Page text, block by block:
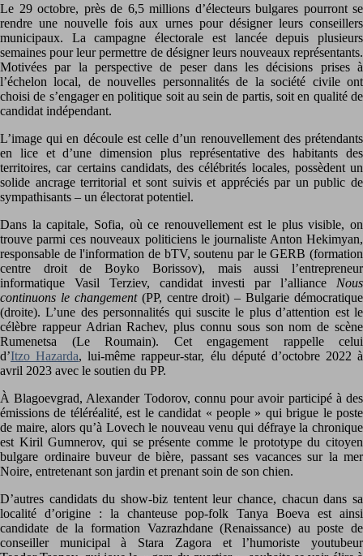
Le 29 octobre, près de 6,5 millions d’électeurs bulgares pourront se
rendre une nouvelle fois aux urnes pour désigner leurs conseillers
municipaux. La campagne électorale est lancée depuis plusieurs
semaines pour leur permettre de désigner leurs nouveaux représentants.
Motivées par la perspective de peser dans les décisions prises à
l’échelon local, de nouvelles personnalités de la société civile ont
choisi de s’engager en politique soit au sein de partis, soit en qualité de
candidat indépendant.
L’image qui en découle est celle d’un renouvellement des prétendants
en lice et d’une dimension plus représentative des habitants des
territoires, car certains candidats, des célébrités locales, possèdent un
solide ancrage territorial et sont suivis et appréciés par un public de
sympathisants – un électorat potentiel.
Dans la capitale, Sofia, où ce renouvellement est le plus visible, on
trouve parmi ces nouveaux politiciens le journaliste Anton Hekimyan,
responsable de l'information de bTV, soutenu par le GERB (formation
centre droit de Boyko Borissov), mais aussi l’entrepreneur
informatique Vasil Terziev, candidat investi par l’alliance Nous
continuons le changement(PP, centre droit) – Bulgarie démocratique
(droite). L’une des personnalités qui suscite le plus d’attention est le
célèbre rappeur Adrian Rachev, plus connu sous son nom de scène
Rumenetsa (Le Roumain). Cet engagement rappelle celui
d’Itzo Hazarda, lui-même rappeur-star, élu député d’octobre 2022 à
avril 2023 avec le soutien du PP.
À Blagoevgrad, Alexander Todorov, connu pour avoir participé à des
émissions de téléréalité, est le candidat « people » qui brigue le poste
de maire, alors qu’à Lovech le nouveau venu qui défraye la chronique
est Kiril Gumnerov, qui se présente comme le prototype du citoyen
bulgare ordinaire buveur de bière, passant ses vacances sur la mer
Noire, entretenant son jardin et prenant soin de son chien.
D’autres candidats du show-biz tentent leur chance, chacun dans sa
localité d’origine : la chanteuse pop-folk Tanya Boeva est ainsi
candidate de la formation Vazrazhdane (Renaissance) au poste de
conseiller municipal à Stara Zagora et l’humoriste youtubeur